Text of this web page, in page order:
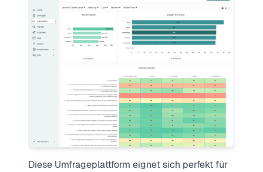
Diese Umfrageplattform eignet sich perfekt für